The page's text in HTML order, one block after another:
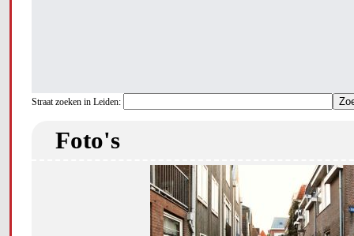
Straat zoeken in Leiden:
Foto's